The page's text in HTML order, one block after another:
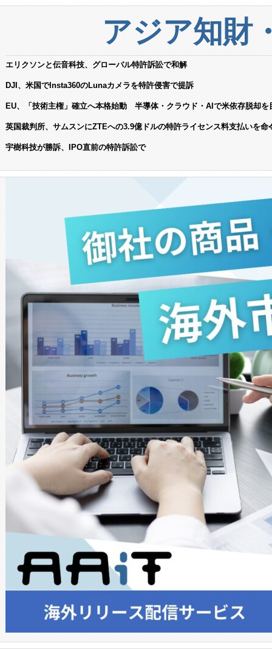
アジア知財
エリクソンと伝音科技、グローバル特許訴訟で和解
DJI、米国でInsta360のLunaカメラを特許侵害で提訴
EU、「技術主権」確立へ本格始動 半導体・クラウド・AIで米依存脱却を
英国裁判所、サムスンにZTEへの3.9億ドルの特許ライセンス料支払いを命
宇樹科技が勝訴、IPO直前の特許訴訟で